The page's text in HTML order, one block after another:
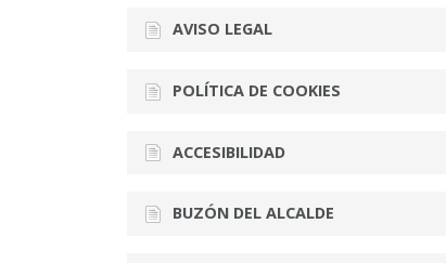
AVISO LEGAL
POLÍTICA DE COOKIES
ACCESIBILIDAD
BUZÓN DEL ALCALDE